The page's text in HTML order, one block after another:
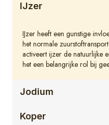
IJzer
IJzer heeft een gunstige
het normale
activeert ijzer de natuurlijke
het een belangrijke rol bij
Jodium
Koper